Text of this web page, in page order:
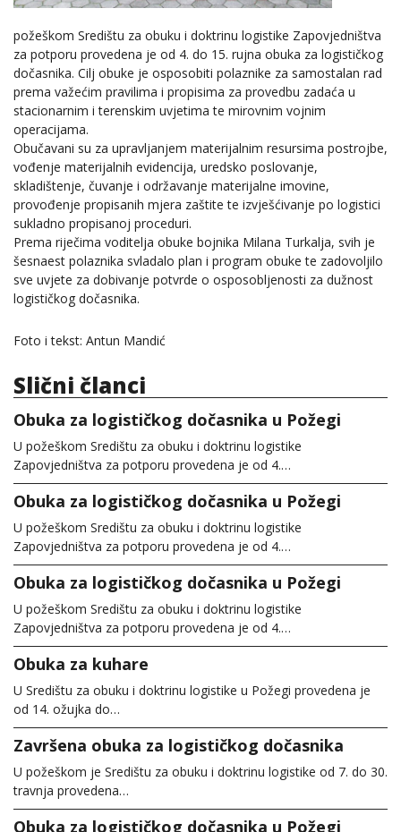
požeškom Središtu za obuku i doktrinu logistike Zapovjedništva
za potporu provedena je od 4. do 15. rujna obuka za logističkog
dočasnika. Cilj obuke je osposobiti polaznike za samostalan rad
prema važećim pravilima i propisima za provedbu zadaća u
stacionarnim i terenskim uvjetima te mirovnim vojnim
operacijama.
Obučavani su za upravljanjem materijalnim resursima postrojbe,
vođenje materijalnih evidencija, uredsko poslovanje,
skladištenje, čuvanje i održavanje materijalne imovine,
provođenje propisanih mjera zaštite te izvješćivanje po logistici
sukladno propisanoj proceduri.
Prema riječima voditelja obuke bojnika Milana Turkalja, svih je
šesnaest polaznika svladalo plan i program obuke te zadovoljilo
sve uvjete za dobivanje potvrde o osposobljenosti za dužnost
logističkog dočasnika.
Foto i tekst: Antun Mandić
Slični članci
Obuka za logističkog dočasnika u Požegi
U požeškom Središtu za obuku i doktrinu logistike
Zapovjedništva za potporu provedena je od 4.…
Obuka za logističkog dočasnika u Požegi
U požeškom Središtu za obuku i doktrinu logistike
Zapovjedništva za potporu provedena je od 4.…
Obuka za logističkog dočasnika u Požegi
U požeškom Središtu za obuku i doktrinu logistike
Zapovjedništva za potporu provedena je od 4.…
Obuka za kuhare
U Središtu za obuku i doktrinu logistike u Požegi provedena je
od 14. ožujka do…
Završena obuka za logističkog dočasnika
U požeškom je Središtu za obuku i doktrinu logistike od 7. do 30.
travnja provedena…
Obuka za logističkog dočasnika u Požegi